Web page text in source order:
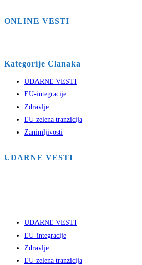
ONLINE VESTI
Kategorije Clanaka
UDARNE VESTI
EU-integracije
Zdravlje
EU zelena tranzicija
Zanimljivosti
UDARNE VESTI
UDARNE VESTI
EU-integracije
Zdravlje
EU zelena tranzicija